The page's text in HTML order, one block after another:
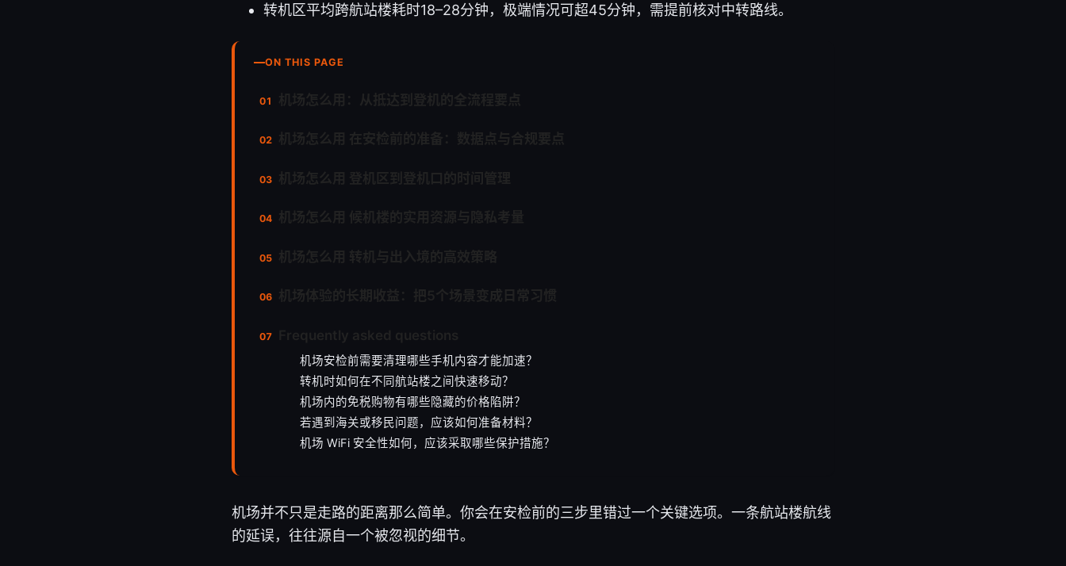
转机区平均跨航站楼耗时18–28分钟，极端情况可超45分钟，需提前核对中转路线。
ON THIS PAGE
机场安检前需要清理哪些手机内容才能加速？
转机时如何在不同航站楼之间快速移动？
机场内的免税购物有哪些隐藏的价格陷阱？
若遇到海关或移民问题，应该如何准备材料？
机场 WiFi 安全性如何，应该采取哪些保护措施？
机场并不只是走路的距离那么简单。你会在安检前的三步里错过一个关键选项。一条航站楼航线
的延误，往往源自一个被忽视的细节。